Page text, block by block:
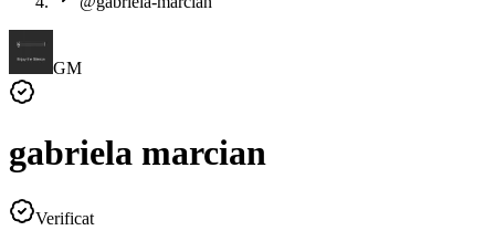
GM
gabriela marcian
Verificat